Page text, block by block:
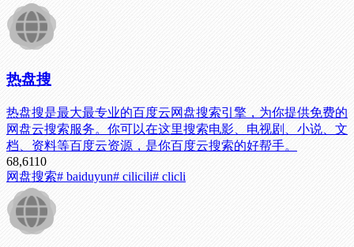
热盘搜
热盘搜是最大最专业的百度云网盘搜索引擎，为你提供免费的
网盘云搜索服务。你可以在这里搜索电影、电视剧、小说、文
档、资料等百度云资源，是你百度云搜索的好帮手。
68,6110
网盘搜索# baiduyun# cilicili# clicli